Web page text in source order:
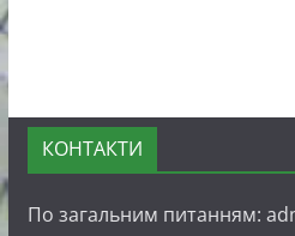
КОНТАКТИ
По загальним питанням: